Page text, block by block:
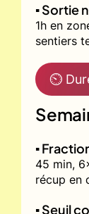
▪️ Sortie
1h en
sentiers
⏲
▪️
45 min,
récup en
▪️ Seuil